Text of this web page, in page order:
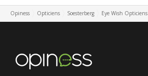
Opiness Opticiens Soesterberg Eye Wish Opticiens